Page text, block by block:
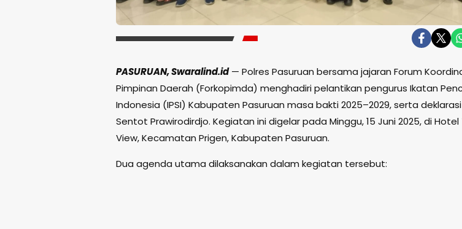
PASURUAN, Swaralind.id— Polres Pasuruan bersama jajaran Forum
Pimpinan Daerah (Forkopimda) menghadiri pelantikan pengurus Ikatan
Indonesia (IPSI) Kabupaten Pasuruan masa bakti 2025–2029, serta
Sentot Prawirodirdjo. Kegiatan ini digelar pada Minggu, 15 Juni 2025, di
View, Kecamatan Prigen, Kabupaten Pasuruan.
Dua agenda utama dilaksanakan dalam kegiatan tersebut: